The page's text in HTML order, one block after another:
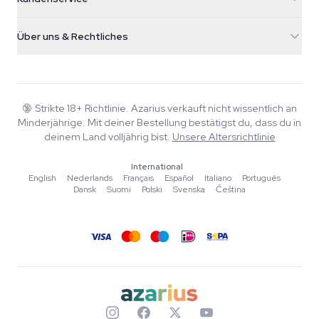
+31(0)204897914
Smokeshop
FAQ
Datenschutzrichtlinie
Über uns & Rechtliches
Wiki
Blog
Musik
Redaktionelle Standards
Tools & Rechner
🔞 Strikte 18+ Richtlinie. Azarius verkauft nicht wissentlich an
Minderjährige. Mit deiner Bestellung bestätigst du, dass du in
deinem Land volljährig bist. Unsere Altersrichtlinie
International
English
·Nederlands ·Français ·Español ·Italiano ·Português
·
Dansk
·Suomi ·Polski ·Svenska ·Čeština